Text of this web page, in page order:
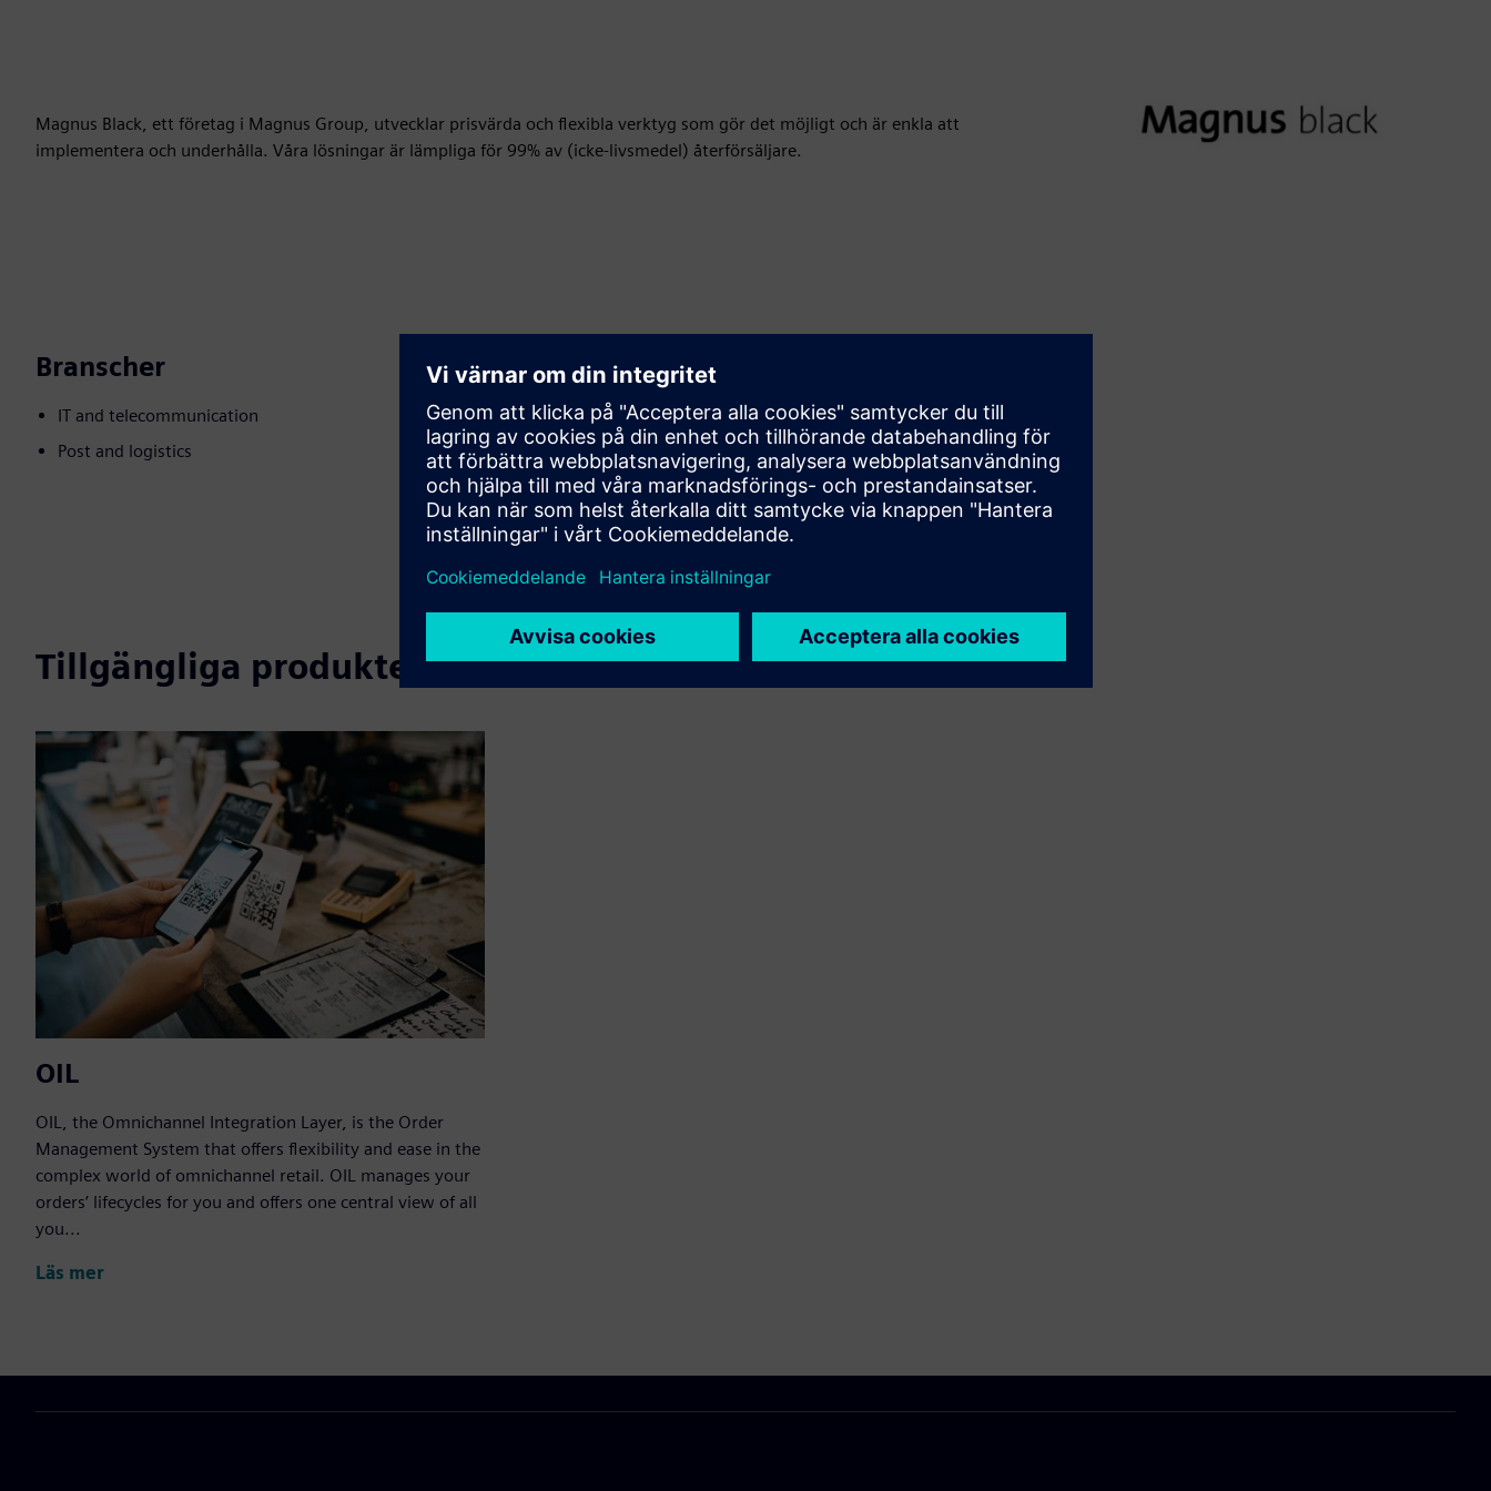
Magnus Black, ett företag i Magnus Group, utvecklar prisvärda och flexibla verktyg som gör det möjligt och är enkla att
implementera och underhålla. Våra lösningar är lämpliga för 99% av (icke-livsmedel) återförsäljare.
Branscher
IT and telecommunication
Post and logistics
Rörelse
Build
Utökar eller bygger på en Siemens Xcelerator
produkt/lösning genom att skapa en ny produkt, eller
skapar en ny kundlösning via integration av Siemens
Xcelerator produkt och egen produkt
Tillgängliga produkter
OIL
OIL, the Omnichannel Integration Layer, is the Order
Management System that offers flexibility and ease in the
complex world of omnichannel retail. OIL manages your
orders’ lifecycles for you and offers one central view of all
you...
Läs mer